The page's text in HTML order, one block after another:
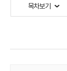
목차보기